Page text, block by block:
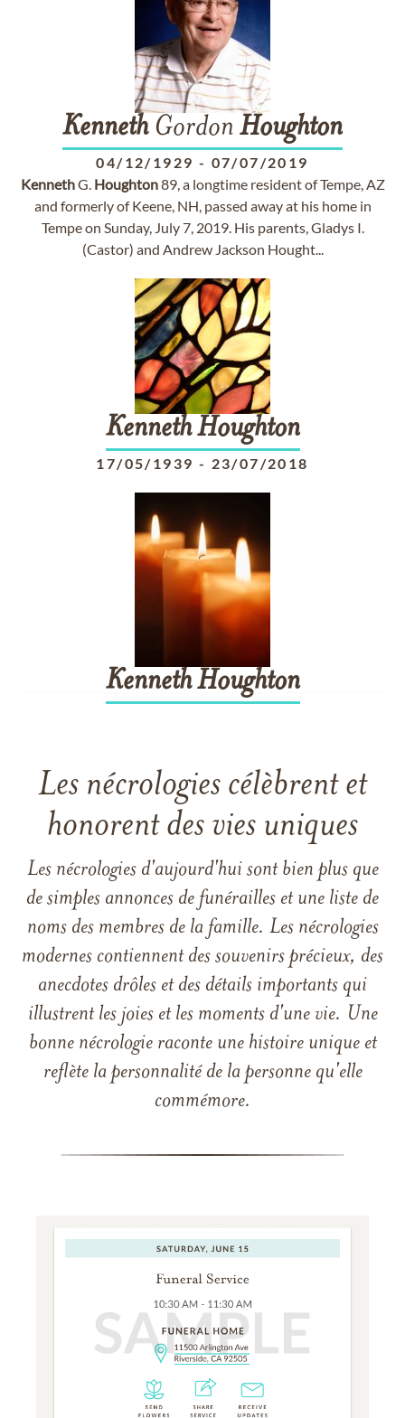
KennethGordon Houghton
04/12/1929 - 07/07/2019
KennethG. Houghton89, a longtime resident of Tempe, AZ
and formerly of Keene, NH, passed away at his home in
Tempe on Sunday, July 7, 2019. His parents, Gladys I.
(Castor) and Andrew Jackson Hought...
Kenneth Houghton
17/05/1939 - 23/07/2018
Kenneth Houghton
Les nécrologies célèbrent et
honorent des vies uniques
Les nécrologies d'aujourd'hui sont bien plus que
de simples annonces de funérailles et une liste de
noms des membres de la famille. Les nécrologies
modernes contiennent des souvenirs précieux, des
anecdotes drôles et des détails importants qui
illustrent les joies et les moments d'une vie. Une
bonne nécrologie raconte une histoire unique et
reflète la personnalité de la personne qu'elle
commémore.